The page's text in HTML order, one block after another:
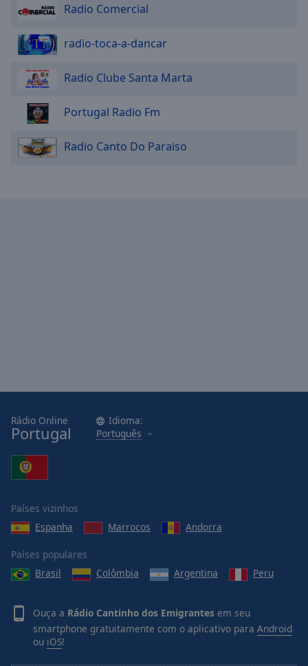
Radio Comercial
radio-toca-a-dancar
Radio Clube Santa Marta
Portugal Radio Fm
Radio Canto Do Paraiso
Rádio Online
Portugal
Idioma:
Português
Países vizinhos
Espanha
Marrocos Andorra
Países populares
Brasil
Colômbia Argentina Peru
Ouça a Rádio Cantinho dos Emigrantes em seu
smartphone gratuitamente com o aplicativo para Android
ou iOS!